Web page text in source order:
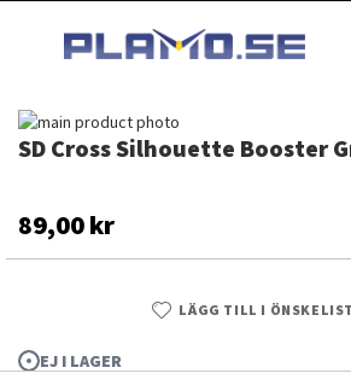
INNEHÅLLET
SD Cross Silhouette Booster
89,00 kr
LÄGG TILL I
EJ I LAGER
Hoppa
till
bildgalleriet
Hoppa
av
bildgalleriet